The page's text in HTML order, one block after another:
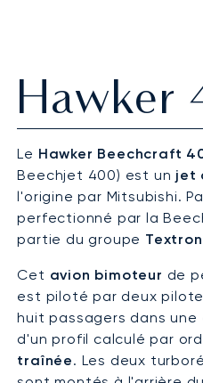
Hawker
Le Hawker Beechcraft
Beechjet 400) est un jet
l'origine par Mitsubishi.
perfectionné par la
partie du groupe Textron
Cet avion bimoteur de
est piloté par deux
huit passagers dans une
d'un profil calculé par
traînée. Les deux